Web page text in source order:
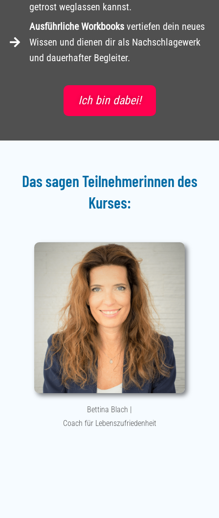
getrost weglassen kannst.
Ausführliche Workbooks vertiefen dein neues
Wissen und dienen dir als Nachschlagewerk
und dauerhafter Begleiter.
Ich bin dabei!
Das sagen Teilnehmerinnen des
Kurses:
Bettina Blach |
Coach für Lebenszufriedenheit